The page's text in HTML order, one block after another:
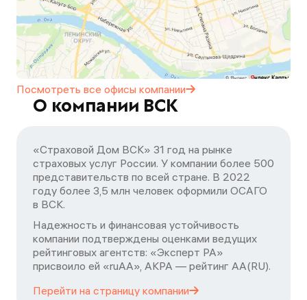
Посмотреть все офисы компании
О компании ВСК
«Страховой Дом ВСК» 31 год на рынке
страховых услуг России. У компании более 500
представительств по всей стране. В 2022
году более 3,5 млн человек оформили ОСАГО
в ВСК.
Надежность и финансовая устойчивость
компании подтверждены оценками ведущих
рейтинговых агентств: «Эксперт РА»
присвоило ей «ruAA», АКРА — рейтинг АА(RU).
Перейти на страницу компании